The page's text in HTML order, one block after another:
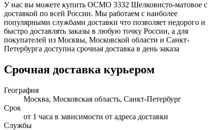
У нас вы можете купить ОСМО 3332 Шелковисто-матовое с
доставкой по всей России. Мы работаем с наиболее
популярными службами доставки что позволяет недорого и
быстро доставлять заказы в любую точку России, а для
покупателей из Москвы, Московской области и Санкт-
Петербурга доступна срочная доставка в день заказа
Срочная доставка курьером
География
Москва, Московская область, Санкт-Петербург
Срок
от 1 часа в зависимости от адреса доставки
Службы